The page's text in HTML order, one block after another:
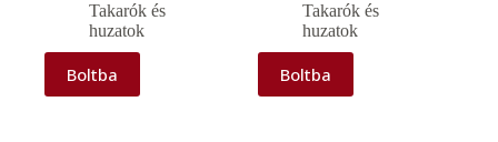
Takarók és
huzatok
Boltba
Takarók és
huzatok
Boltba